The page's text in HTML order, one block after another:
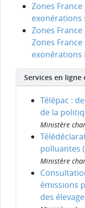
Zones
exonérations
Zones
Zones
exonérations
Services en
Télépac :
de la
Ministère
polluantes
Ministère
émissions
des